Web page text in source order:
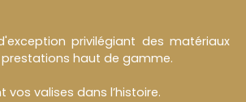
privilégiant des matériaux
haut de gamme.
vos valises dans l’histoire.